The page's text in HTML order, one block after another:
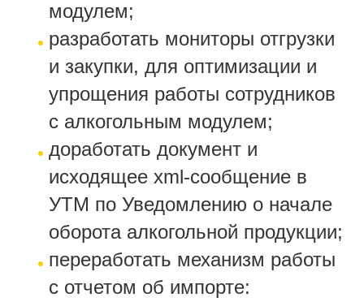
модулем;
разработать мониторы отгрузки
и закупки, для оптимизации и
упрощения работы сотрудников
с алкогольным модулем;
доработать документ и
исходящее xml-сообщение в
УТМ по Уведомлению о начале
оборота алкогольной продукции;
переработать механизм работы
с отчетом об импорте: